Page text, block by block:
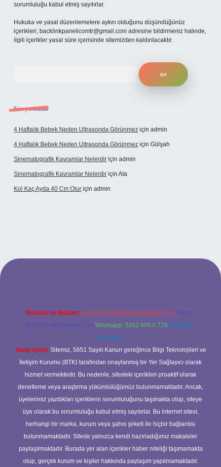
sorumluluğu kabul etmiş sayılırlar.
Hukuka ve yasal düzenlemelere aykırı olduğunu düşündüğünüz
içerikleri, backlinkpanelicomtr@gmail.com adresine bildirmeniz halinde,
ilgili içerikler yasal süre içerisinde sitemizden kaldırılacaktır.
Son yorumlar
4 Haftalık Bebek Neden Ultrasonda Görünmez için admin
4 Haftalık Bebek Neden Ultrasonda Görünmez için Gülşah
Sinematografik Kavramlar Nelerdir için admin
Sinematografik Kavramlar Nelerdir için Ata
Kol Kaç Ayda 40 Cm Olur için admin
betci.co
Reklam ve İletişim: E-mail: backlinkpaneli@gmail.com Teams:
forumhizmeti@gmail.com Whatsapp: 0262 606 0 726 Telegram:
@karabul
Yasal Uyarı: Sitemiz, 5651 Sayılı Kanun gereğince Bilgi Teknolojileri ve
İletişim Kurumu (BTK) tarafından onaylanmış bir Yer Sağlayıcı olarak
hizmet vermektedir. Bu nedenle, sitedeki içerikleri proaktif olarak
denetleme veya araştırma yükümlülüğümüz bulunmamaktadır. Ancak,
üyelerimiz yazdıkları içeriklerin sorumluluğunu taşımakta olup, siteye
üye olarak bu sorumluluğu kabul etmiş sayılırlar. Bu internet sitesi,
herhangi bir marka, kurum veya şahıs şirketi ile hiçbir bağlantısı
bulunmamaktadır. Sitede yalnızca kendi hazırladığımız makaleler
paylaşılmaktadır. Burada yer alan içerikler haber niteliği taşımamakta
olup, gerçek kurum ve kişiler hakkında paylaşım yapılmamaktadır.